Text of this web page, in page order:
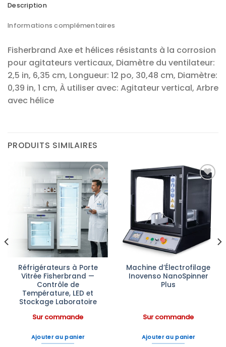
Description
Informations complémentaires
Fisherbrand Axe et hélices résistants à la corrosion
pour agitateurs verticaux, Diamètre du ventilateur:
2,5 in, 6,35 cm, Longueur: 12 po, 30,48 cm, Diamètre:
0,39 in, 1 cm, À utiliser avec: Agitateur vertical, Arbre
avec hélice
PRODUITS SIMILAIRES
Ajouter
à la liste
d’envies
Réfrigérateurs à Porte
Vitrée Fisherbrand —
Contrôle de
Température, LED et
Stockage Laboratoire
Sur commande
Ajouter au panier
Ajouter
à la liste
d’envies
Machine d’Électrofilage
Inovenso NanoSpinner
Plus
Sur commande
Ajouter au panier